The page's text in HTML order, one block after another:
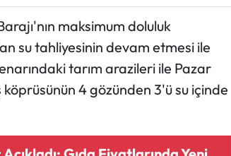
maksimum doluluk
su tahliyesinin devam etmesi ile
tarım arazileri ile Pazar
köprüsünün 4 gözünden 3'ü su içinde